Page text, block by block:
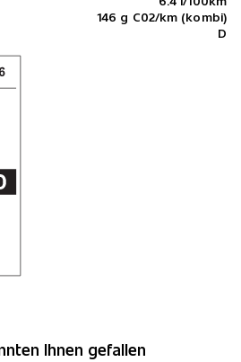
146 g C02/km (kombi)
D
Ihnen gefallen